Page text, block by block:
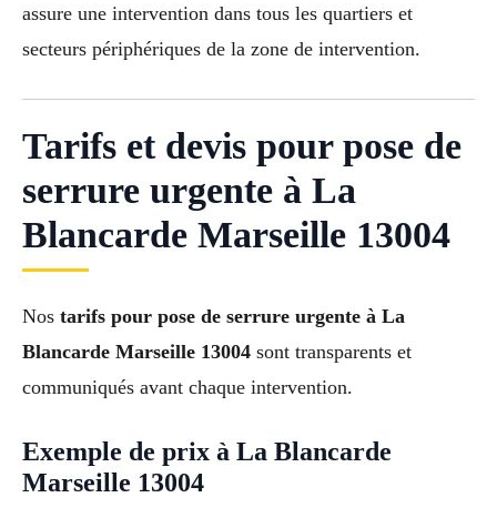
assure une intervention dans tous les quartiers et
secteurs périphériques de la zone de intervention.
Tarifs et devis pour pose de
serrure urgente à La
Blancarde Marseille 13004
Nos tarifs pour pose de serrure urgente à La
Blancarde Marseille 13004 sont transparents et
communiqués avant chaque intervention.
Exemple de prix à La Blancarde
Marseille 13004